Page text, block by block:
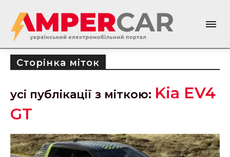
Сторінка міток
усі публікації з міткою: Kia EV4
GT